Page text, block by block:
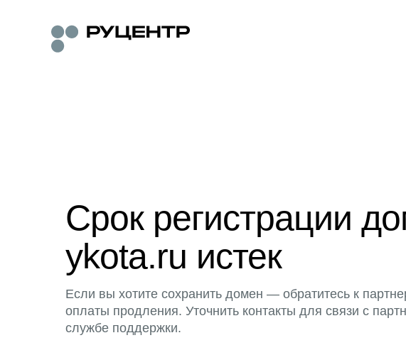
Срок регистрации
ykota.ru истек
Если вы хотите сохранить домен — обратитесь к
оплаты продления. Уточнить контакты для связи с
службе поддержки.